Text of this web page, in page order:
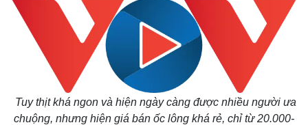
Tuy thịt khá ngon và hiện ngày càng được nhiều người ưa
chuộng, nhưng hiện giá bán ốc lông khá rẻ, chỉ từ 20.000-